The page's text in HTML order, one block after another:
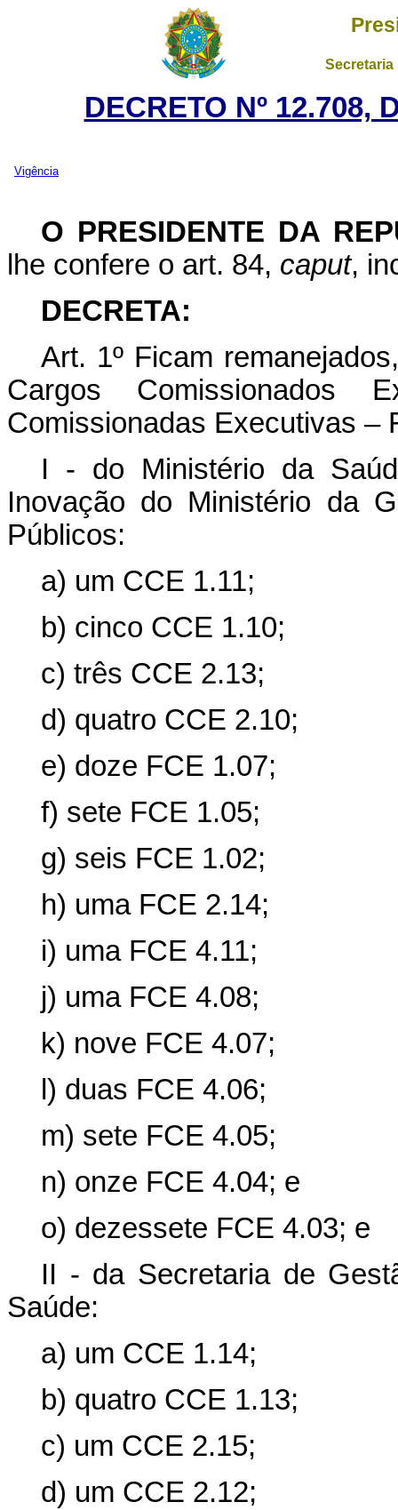
DECRETO Nº 12.708,
Vigência
O PRESIDENTE DA
lhe confere o art. 84, caput,
DECRETA:
Art. 1º Ficam
Cargos Comissionados
Comissionadas Executivas –
I - do Ministério da
Inovação do Ministério da
Públicos:
a) um CCE 1.11;
b) cinco CCE 1.10;
c) três CCE 2.13;
d) quatro CCE 2.10;
e) doze FCE 1.07;
f) sete FCE 1.05;
g) seis FCE 1.02;
h) uma FCE 2.14;
i) uma FCE 4.11;
j) uma FCE 4.08;
k) nove FCE 4.07;
l) duas FCE 4.06;
m) sete FCE 4.05;
n) onze FCE 4.04; e
o) dezessete FCE 4.03; e
II - da Secretaria de
Saúde:
a) um CCE 1.14;
b) quatro CCE 1.13;
c) um CCE 2.15;
d) um CCE 2.12;